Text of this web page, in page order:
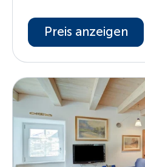
Preis anzeigen